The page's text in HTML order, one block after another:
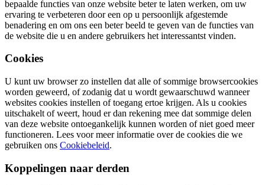
bepaalde functies van onze website beter te laten werken, om uw
ervaring te verbeteren door een op u persoonlijk afgestemde
benadering en om ons een beter beeld te geven van de functies van
de website die u en andere gebruikers het interessantst vinden.
Cookies
U kunt uw browser zo instellen dat alle of sommige browsercookies
worden geweerd, of zodanig dat u wordt gewaarschuwd wanneer
websites cookies instellen of toegang ertoe krijgen. Als u cookies
uitschakelt of weert, houd er dan rekening mee dat sommige delen
van deze website ontoegankelijk kunnen worden of niet goed meer
functioneren. Lees voor meer informatie over de cookies die we
gebruiken ons Cookiebeleid.
Koppelingen naar derden